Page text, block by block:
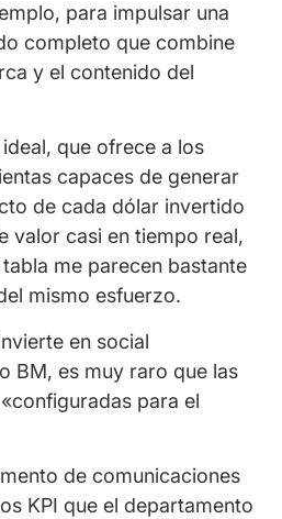
para impulsar una
completo que combine
y el contenido del
que ofrece a los
capaces de generar
de cada dólar invertido
valor casi en tiempo real,
me parecen bastante
mismo esfuerzo.
en social
BM, es muy raro que las
para el
de comunicaciones
KPI que el departamento